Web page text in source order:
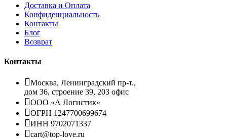
Доставка и Оплата
Конфиденциальность
Контакты
Блог
Возврат
Контакты
Москва, Ленинградский пр-т.,
дом 36, строение 39, 203 офис
ООО «А Логистик»
ОГРН 1247700699674
ИНН 9702071337
cart@top-love.ru